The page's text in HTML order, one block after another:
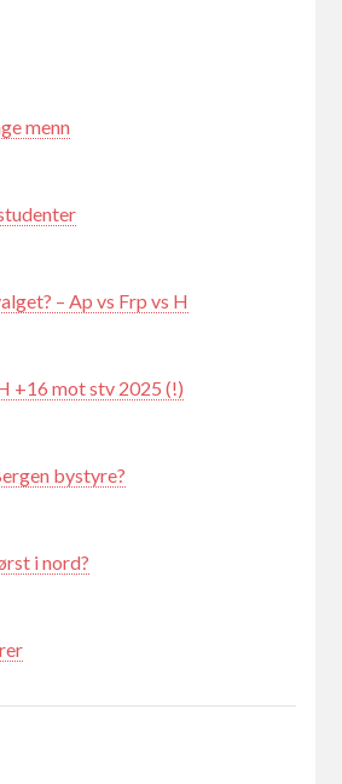
menn
– Ap vs Frp vs H
+16 mot stv 2025 (!)
bystyre?
i nord?